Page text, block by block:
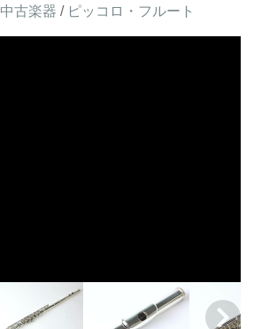
中古楽器 / ピッコロ・フルート